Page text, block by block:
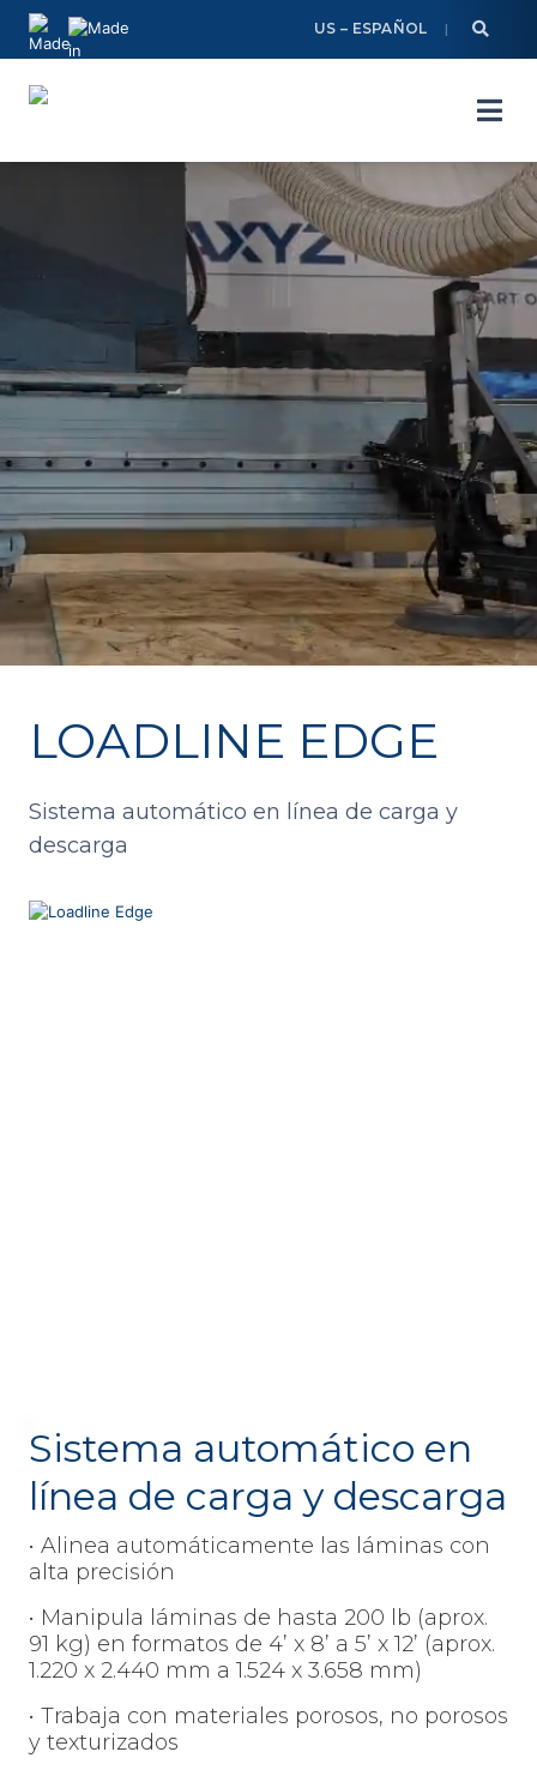
Skip
content
US – ESPAÑOL
LOADLINE EDGE
Sistema automático en línea de carga y
descarga
Sistema automático en
línea de carga y descarga
• Alinea automáticamente las láminas con
alta precisión
• Manipula láminas de hasta 200 lb (aprox.
91 kg) en formatos de 4’ x 8’ a 5’ x 12’ (aprox.
1.220 x 2.440 mm a 1.524 x 3.658 mm)
• Trabaja con materiales porosos, no porosos
y texturizados